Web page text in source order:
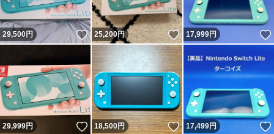
29,500円 いいね！
25,200円 いいね！
17,999円
29,999円 いいね！
18,500円 いいね！
17,499円